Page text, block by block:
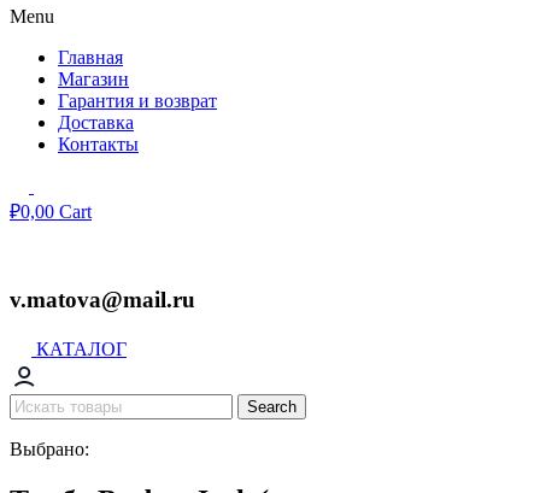
Menu
Главная
Магазин
Гарантия и возврат
Доставка
Контакты
₽0,00 Cart
v.matova@mail.ru
КАТАЛОГ
Search
Выбрано: